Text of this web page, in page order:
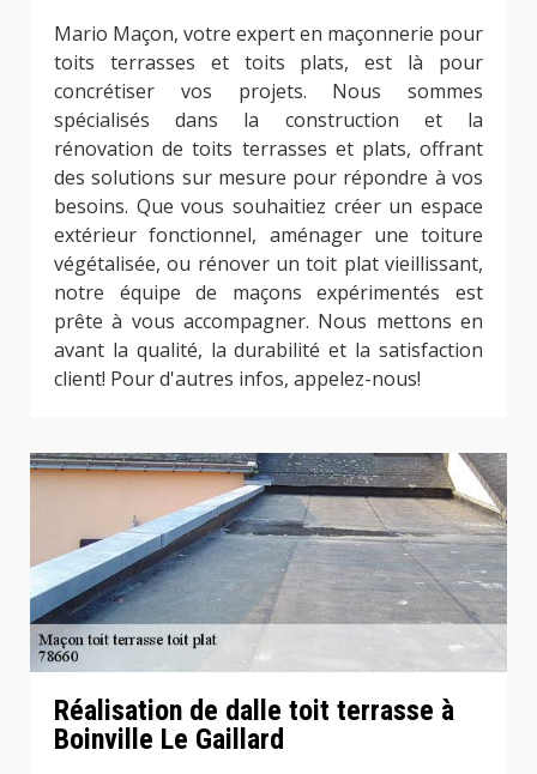
Mario Maçon, votre expert en maçonnerie pour
toits terrasses et toits plats, est là pour
concrétiser vos projets. Nous sommes
spécialisés dans la construction et la
rénovation de toits terrasses et plats, offrant
des solutions sur mesure pour répondre à vos
besoins. Que vous souhaitiez créer un espace
extérieur fonctionnel, aménager une toiture
végétalisée, ou rénover un toit plat vieillissant,
notre équipe de maçons expérimentés est
prête à vous accompagner. Nous mettons en
avant la qualité, la durabilité et la satisfaction
client! Pour d'autres infos, appelez-nous!
Réalisation de dalle toit terrasse à
Boinville Le Gaillard